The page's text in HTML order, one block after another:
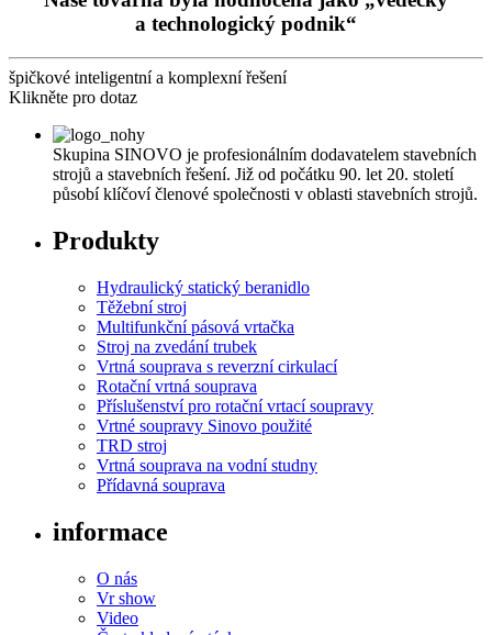
špičkové inteligentní a komplexní řešení
Skupina SINOVO je profesionálním dodavatelem stavebních
strojů a stavebních řešení. Již od počátku 90. let 20. století
působí klíčoví členové společnosti v oblasti stavebních strojů.
Produkty
Hydraulický statický beranidlo
Těžební stroj
Stroj na zvedání trubek
Vrtná souprava s reverzní cirkulací
Rotační vrtná souprava
Příslušenství pro rotační vrtací soupravy
Vrtné soupravy Sinovo použité
TRD stroj
Vrtná souprava na vodní studny
Přídavná souprava
informace
O nás
Vr show
Často kladené otázky
Prohlídka továrny
Kontaktujte nás